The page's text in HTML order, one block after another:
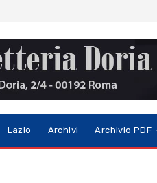
Lazio Archivi Archivio PDF